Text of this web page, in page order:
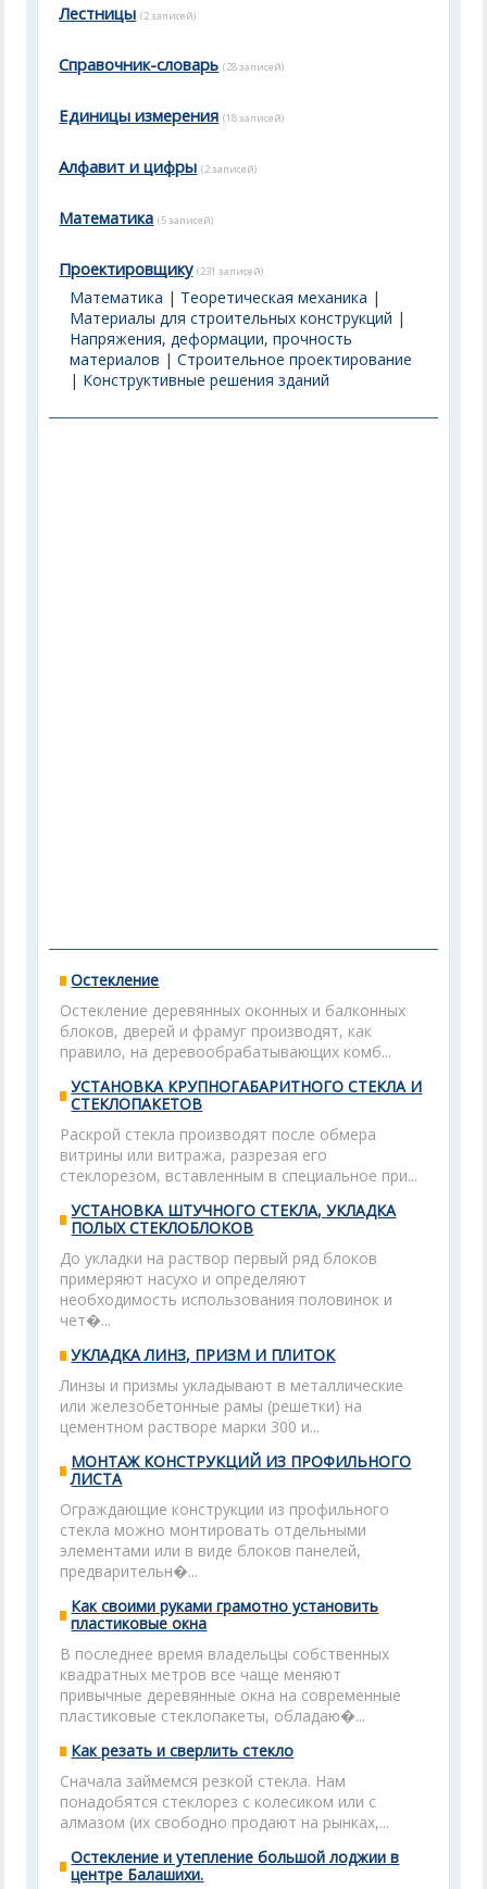
Лестницы (2 записей)
Справочник-словарь (28 записей)
Единицы измерения (18 записей)
Алфавит и цифры (2 записей)
Математика (5 записей)
Проектировщику (231 записей)
Математика | Теоретическая механика |
Материалы для строительных конструкций |
Напряжения, деформации, прочность
материалов |Строительное проектирование
| Конструктивные решения зданий
Остекление
Остекление деревянных оконных и балконных
блоков, дверей и фрамуг производят, как
правило, на деревообрабатывающих комб...
УСТАНОВКА КРУПНОГАБАРИТНОГО СТЕКЛА И
СТЕКЛОПАКЕТОВ
Раскрой стекла производят после обмера
витрины или витража, разрезая его
стеклорезом, вставленным в специальное при...
УСТАНОВКА ШТУЧНОГО СТЕКЛА, УКЛАДКА
ПОЛЫХ СТЕКЛОБЛОКОВ
До укладки на раствор первый ряд блоков
примеряют насухо и определяют
необходимость использования половинок и
чет�...
УКЛАДКА ЛИНЗ, ПРИЗМ И ПЛИТОК
Линзы и призмы укладывают в металлические
или железобетонные рамы (решетки) на
цементном растворе марки 300 и...
МОНТАЖ КОНСТРУКЦИЙ ИЗ ПРОФИЛЬНОГО
ЛИСТА
Ограждающие конструкции из профильного
стекла можно монтировать отдельными
элементами или в виде блоков панелей,
предварительн�...
Как своими руками грамотно установить
пластиковые окна
В последнее время владельцы собственных
квадратных метров все чаще меняют
привычные деревянные окна на современные
пластиковые стеклопакеты, обладаю�...
Как резать и сверлить стекло
Сначала займемся резкой стекла. Нам
понадобятся стеклорез с колесиком или с
алмазом (их свободно продают на рынках,...
Остекление и утепление большой лоджии в
центре Балашихи.